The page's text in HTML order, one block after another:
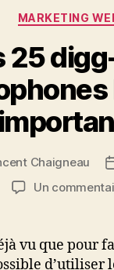
MARKETING
25
Chaigneau
Un
vu que pour
d’utiliser